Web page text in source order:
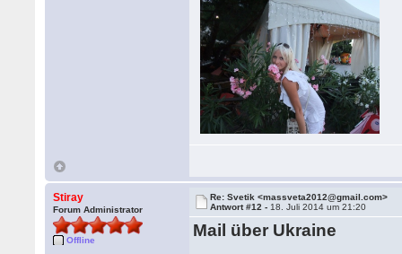
Stiray
Forum Administrator
Offline
Re: Svetik <massveta2012@gmail.com>
Antwort #12 - 18. Juli 2014 um 21:20
Mail über Ukraine